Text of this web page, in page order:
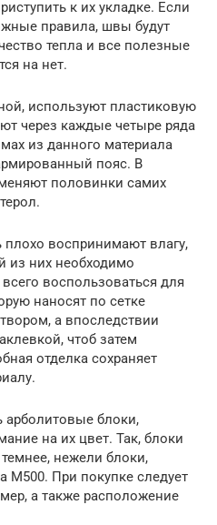
к их укладке. Если
правила, швы будут
тепла и все полезные
на нет.
используют пластиковую
через каждые четыре ряда
из данного материала
пояс. В
половинки самих
воспринимают влагу,
из них необходимо
воспользоваться для
наносят по сетке
а впоследствии
чтоб затем
отделка сохраняет
блоки,
на их цвет. Так, блоки
нежели блоки,
М500. При покупке следует
а также расположение